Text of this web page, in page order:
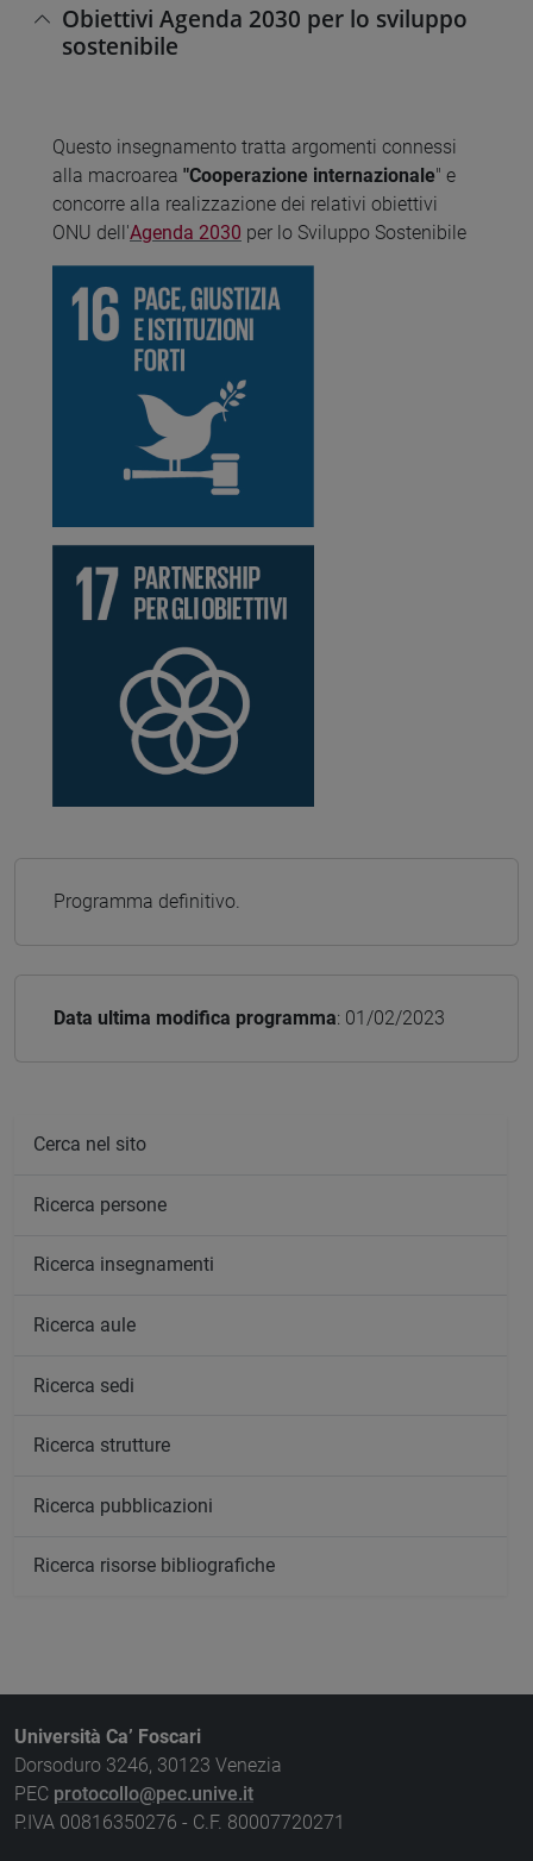
Obiettivi Agenda 2030 per lo sviluppo
sostenibile
Questo insegnamento tratta argomenti connessi
alla macroarea "Cooperazione internazionale" e
concorre alla realizzazione dei relativi obiettivi
ONU dell'Agenda 2030 per lo Sviluppo Sostenibile
Programma definitivo.
Data ultima modifica programma: 01/02/2023
Cerca nel sito
Ricerca persone
Ricerca insegnamenti
Ricerca aule
Ricerca sedi
Ricerca strutture
Ricerca pubblicazioni
Ricerca risorse bibliografiche
Università Ca’ Foscari
Dorsoduro 3246, 30123 Venezia
PEC protocollo@pec.unive.it
P.IVA 00816350276 - C.F. 80007720271